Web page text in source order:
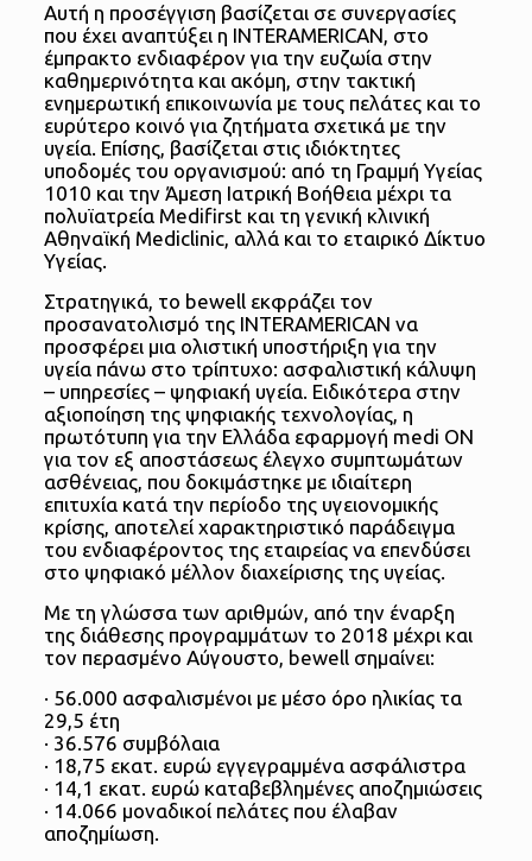
Αυτή η προσέγγιση βασίζεται σε συνεργασίες
που έχει αναπτύξει η INTERAMERICAN, στο
έμπρακτο ενδιαφέρον για την ευζωία στην
καθημερινότητα και ακόμη, στην τακτική
ενημερωτική επικοινωνία με τους πελάτες και το
ευρύτερο κοινό για ζητήματα σχετικά με την
υγεία. Επίσης, βασίζεται στις ιδιόκτητες
υποδομές του οργανισμού: από τη Γραμμή Υγείας
1010 και την Άμεση Ιατρική Βοήθεια μέχρι τα
πολυϊατρεία Medifirst και τη γενική κλινική
Αθηναϊκή Mediclinic, αλλά και το εταιρικό Δίκτυο
Υγείας.
Στρατηγικά, το bewell εκφράζει τον
προσανατολισμό της INTERAMERICAN να
προσφέρει μια ολιστική υποστήριξη για την
υγεία πάνω στο τρίπτυχο: ασφαλιστική κάλυψη
– υπηρεσίες – ψηφιακή υγεία. Ειδικότερα στην
αξιοποίηση της ψηφιακής τεχνολογίας, η
πρωτότυπη για την Ελλάδα εφαρμογή medi ON
για τον εξ αποστάσεως έλεγχο συμπτωμάτων
ασθένειας, που δοκιμάστηκε με ιδιαίτερη
επιτυχία κατά την περίοδο της υγειονομικής
κρίσης, αποτελεί χαρακτηριστικό παράδειγμα
του ενδιαφέροντος της εταιρείας να επενδύσει
στο ψηφιακό μέλλον διαχείρισης της υγείας.
Με τη γλώσσα των αριθμών, από την έναρξη
της διάθεσης προγραμμάτων το 2018 μέχρι και
τον περασμένο Αύγουστο, bewell σημαίνει:
· 56.000 ασφαλισμένοι με μέσο όρο ηλικίας τα
29,5 έτη
· 36.576 συμβόλαια
· 18,75 εκατ. ευρώ εγγεγραμμένα ασφάλιστρα
· 14,1 εκατ. ευρώ καταβεβλημένες αποζημιώσεις
· 14.066 μοναδικοί πελάτες που έλαβαν
αποζημίωση.